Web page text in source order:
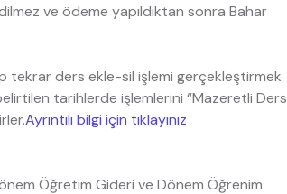
ve ödeme yapıldıktan sonra Bahar
tekrar ders ekle-sil işlemi gerçekleştirmek
tarihlerde işlemlerini “Mazeretli Ders
Ayrıntılı bilgi için tıklayınız
Öğretim Gideri ve Dönem Öğrenim